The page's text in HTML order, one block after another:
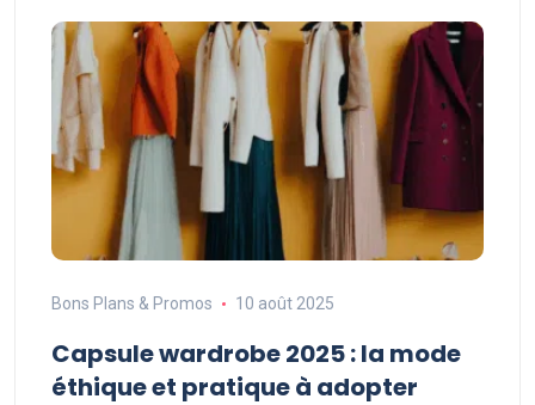
Bons Plans & Promos 10 août 2025
Capsule wardrobe 2025 : la mode
éthique et pratique à adopter